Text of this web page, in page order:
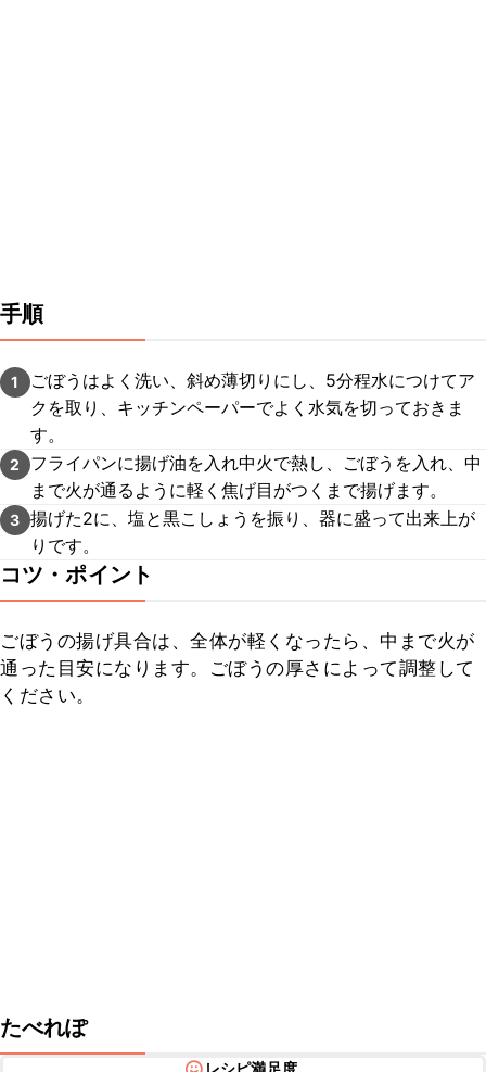
手順
1
ごぼうはよく洗い、斜め薄切りにし、5分程水につけてア
クを取り、キッチンペーパーでよく水気を切っておきま
す。
2
フライパンに揚げ油を入れ中火で熱し、ごぼうを入れ、中
まで火が通るように軽く焦げ目がつくまで揚げます。
3 揚げた2に、塩と黒こしょうを振り、器に盛って出来上が
りです。
コツ・ポイント
ごぼうの揚げ具合は、全体が軽くなったら、中まで火が
通った目安になります。ごぼうの厚さによって調整して
ください。
たべれぽ
レシピ満足度